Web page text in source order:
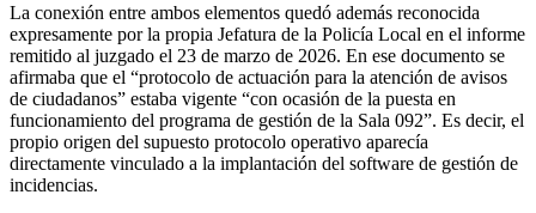
La conexión entre ambos elementos quedó además reconocida
expresamente por la propia Jefatura de la Policía Local en el informe
remitido al juzgado el 23 de marzo de 2026. En ese documento se
afirmaba que el “protocolo de actuación para la atención de avisos
de ciudadanos” estaba vigente “con ocasión de la puesta en
funcionamiento del programa de gestión de la Sala 092”. Es decir, el
propio origen del supuesto protocolo operativo aparecía
directamente vinculado a la implantación del software de gestión de
incidencias.